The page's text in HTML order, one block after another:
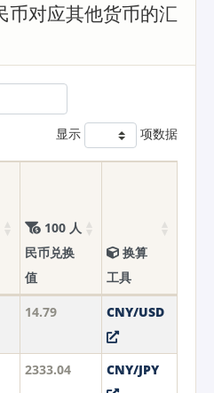
币对应其他货币的汇
显示 项数据
100 人
民币兑换
值
换算
工具
14.79 CNY/USD
2333.04 CNY/JPY